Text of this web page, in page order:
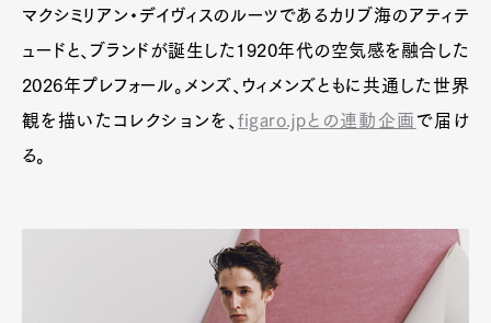
マクシミリアン・デイヴィスのルーツであるカリブ海のアティテ
ュードと、ブランドが誕生した1920年代の空気感を融合した
2026年プレフォール。メンズ、ウィメンズともに共通した世界
観を描いたコレクションを、figaro.jpとの連動企画 で届け
る。